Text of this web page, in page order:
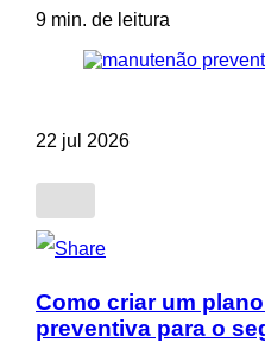
9 min. de leitura
22 jul 2026
Como criar um
preventiva para o